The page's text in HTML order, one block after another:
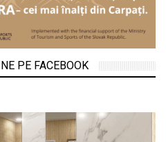
PE FACEBOOK